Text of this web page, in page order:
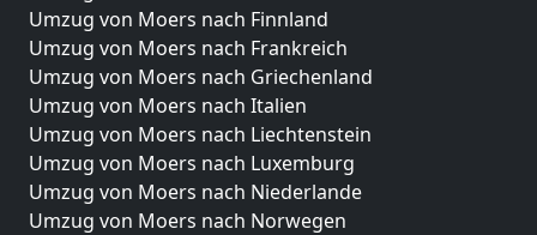
Umzug von Moers nach Finnland
Umzug von Moers nach Frankreich
Umzug von Moers nach Griechenland
Umzug von Moers nach Italien
Umzug von Moers nach Liechtenstein
Umzug von Moers nach Luxemburg
Umzug von Moers nach Niederlande
Umzug von Moers nach Norwegen